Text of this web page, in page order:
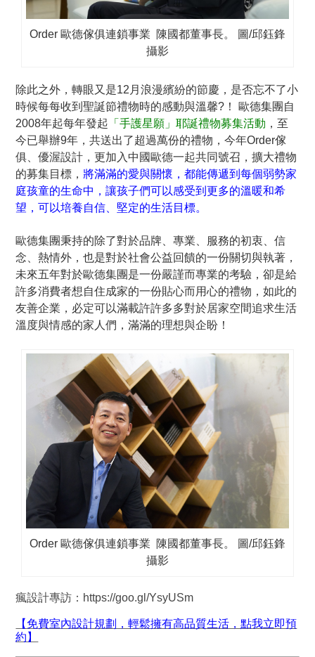
Order 歐德傢俱連鎖事業 陳國都董事長。 圖/邱鈺鋒
攝影
除此之外，轉眼又是12月浪漫繽紛的節慶，是否忘不了小
時候每每收到聖誕節禮物時的感動與溫馨?！ 歐德集團自
2008年起每年發起 「手護星願」耶誕禮物募集活動 ，至
今已舉辦9年，共送出了超過萬份的禮物，今年Order傢
俱、優渥設計，更加入中國歐德一起共同號召，擴大禮物
的募集目標， 將滿滿的愛與關懷，都能傳遞到每個弱勢家
庭孩童的生命中，讓孩子們可以感受到更多的溫暖和希
望，可以培養自信、堅定的生活目標。
歐德集團秉持的除了對於品牌、專業、服務的初衷、信
念、熱情外，也是對於社會公益回饋的一份關切與執著，
未來五年對於歐德集團是一份嚴謹而專業的考驗，卻是給
許多消費者想自住成家的一份貼心而用心的禮物，如此的
友善企業，必定可以滿載許許多多對於居家空間追求生活
溫度與情感的家人們，滿滿的理想與企盼！
Order 歐德傢俱連鎖事業 陳國都董事長。 圖/邱鈺鋒
攝影
瘋設計專訪： https://goo.gl/YsyUSm
【免費室內設計規劃，輕鬆擁有高品質生活，點我立即預
約】